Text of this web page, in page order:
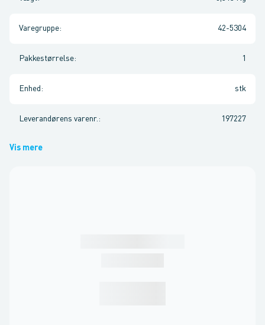
Varegruppe: 42-5304
Pakkestørrelse: 1
Enhed : stk
Leverandørens varenr. : 197227
Vis mere